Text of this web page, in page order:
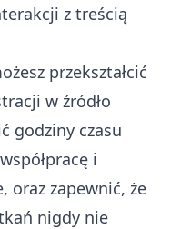
z treścią
przekształcić
w źródło
godziny czasu
i
oraz zapewnić, że
nigdy nie